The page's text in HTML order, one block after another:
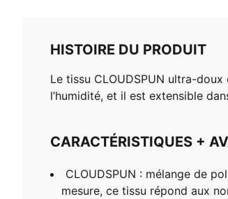
HISTOIRE DU PRODUIT
Le tissu CLOUDSPUN ultra-
l’humidité, et il est extensible
CARACTÉRISTIQUES +
CLOUDSPUN : mélange de
mesure, ce tissu répond aux